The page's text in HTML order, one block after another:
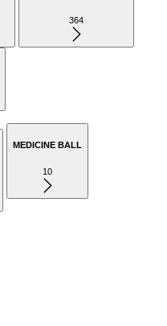
364
MEDICINE BALL
10